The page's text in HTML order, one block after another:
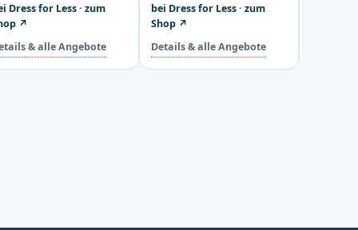
Dress for Less · zum
↗
& alle Angebote
bei Dress for Less · zum
Shop ↗
Details & alle Angebote